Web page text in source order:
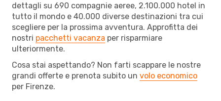
dettagli su 690 compagnie aeree, 2.100.000 hotel in
tutto il mondo e 40.000 diverse destinazioni tra cui
scegliere per la prossima avventura. Approfitta dei
nostri pacchetti vacanza per risparmiare
ulteriormente.
Cosa stai aspettando? Non farti scappare le nostre
grandi offerte e prenota subito un volo economico
per Firenze.